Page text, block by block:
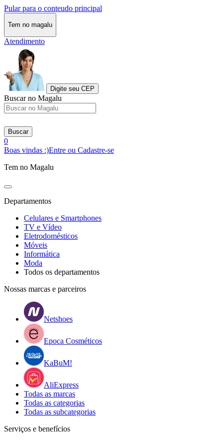
Pular para o conteudo principal
Tem no magalu
Atendimento
Digite seu CEP
Buscar no Magalu
Buscar
0
Boas vindas :)Entre ou Cadastre-se
Tem no Magalu
Departamentos
Celulares e Smartphones
TV e Vídeo
Eletrodomésticos
Móveis
Informática
Moda
Todos os departamentos
Nossas marcas e parceiros
Netshoes
Epoca Cosméticos
KaBuM!
AliExpress
Todas as marcas
Todas as categorias
Todas as subcategorias
Serviços e benefícios